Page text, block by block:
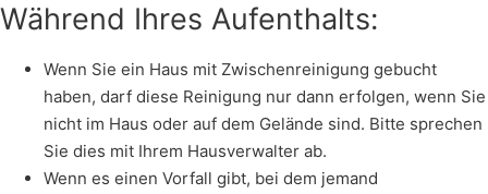
Während Ihres Aufenthalts:
Wenn Sie ein Haus mit Zwischenreinigung gebucht
haben, darf diese Reinigung nur dann erfolgen, wenn Sie
nicht im Haus oder auf dem Gelände sind. Bitte sprechen
Sie dies mit Ihrem Hausverwalter ab.
Wenn es einen Vorfall gibt, bei dem jemand